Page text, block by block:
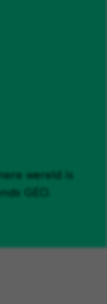
wereld is
GEO.